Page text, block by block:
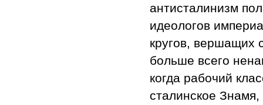
антисталинизм
идеологов
кругов, вершащих
больше всего
когда рабочий
сталинское